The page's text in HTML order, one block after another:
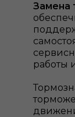
Замена
работы